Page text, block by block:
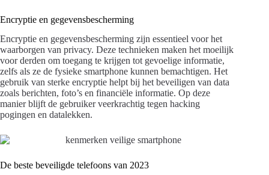
Encryptie en gegevensbescherming
Encryptie en gegevensbescherming zijn essentieel voor het
waarborgen van privacy. Deze technieken maken het moeilijk
voor derden om toegang te krijgen tot gevoelige informatie,
zelfs als ze de fysieke smartphone kunnen bemachtigen. Het
gebruik van sterke encryptie helpt bij het beveiligen van data
zoals berichten, foto’s en financiële informatie. Op deze
manier blijft de gebruiker veerkrachtig tegen hacking
pogingen en datalekken.
De beste beveiligde telefoons van 2023